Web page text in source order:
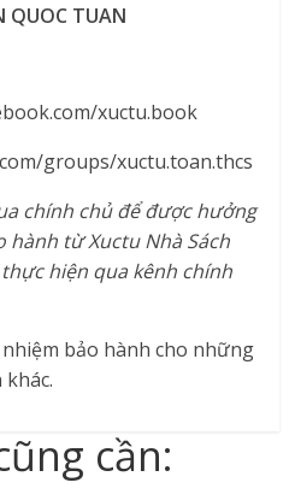
QUOC TUAN
xuctu.book
groups/xuctu.toan.thcs
chính chủ để được hưởng
hành từ Xuctu Nhà Sách
hiện qua kênh chính
bảo hành cho những
cần: